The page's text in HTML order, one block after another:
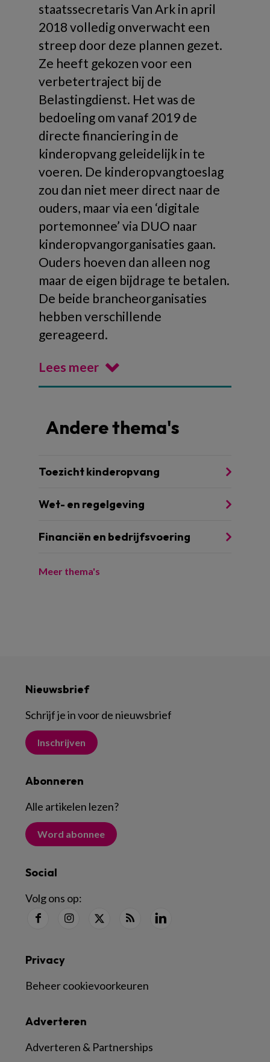
staatssecretaris Van Ark in april
2018 volledig onverwacht een
streep door deze plannen gezet.
Ze heeft gekozen voor een
verbetertraject bij de
Belastingdienst. Het was de
bedoeling om vanaf 2019 de
directe financiering in de
kinderopvang geleidelijk in te
voeren. De kinderopvangtoeslag
zou dan niet meer direct naar de
ouders, maar via een ‘digitale
portemonnee’ via DUO naar
kinderopvangorganisaties gaan.
Ouders hoeven dan alleen nog
maar de eigen bijdrage te betalen.
De beide brancheorganisaties
hebben verschillende
gereageerd.
Lees meer
Andere thema's
Toezicht kinderopvang
Wet- en regelgeving
Financiën en bedrijfsvoering
Meer thema's
Nieuwsbrief
Schrijf je in voor de nieuwsbrief
Inschrijven
Abonneren
Alle artikelen lezen?
Word abonnee
Social
Volg ons op:
Adverteren
Adverteren & Partnerships
Privacy
Beheer cookievoorkeuren